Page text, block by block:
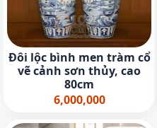
Đôi lộc bình men tràm cổ
vẽ cảnh sơn thủy, cao
80cm
6,000,000